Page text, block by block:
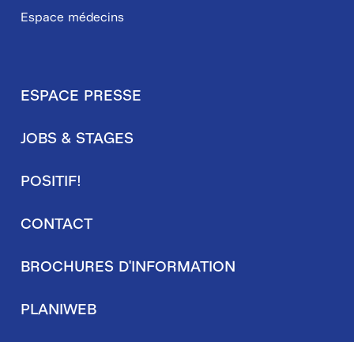
Espace médecins
de
page
ESPACE PRESSE
JOBS & STAGES
POSITIF!
CONTACT
BROCHURES D'INFORMATION
PLANIWEB